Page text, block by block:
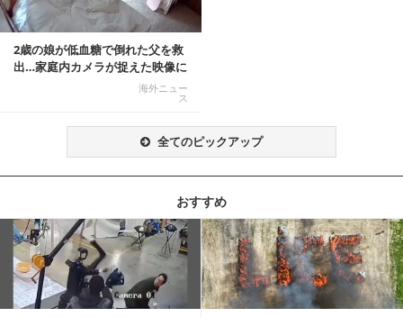
2歳の娘が低血糖で倒れた父を救
出…家庭内カメラが捉えた映像に
海外ニュー
ス
全てのピックアップ
おすすめ
記事を読む